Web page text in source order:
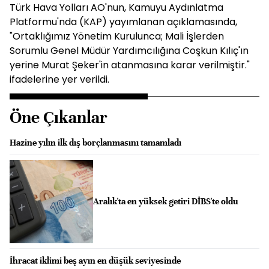
Türk Hava Yolları AO'nun, Kamuyu Aydınlatma
Platformu'nda (KAP) yayımlanan açıklamasında,
"Ortaklığımız Yönetim Kurulunca; Mali İşlerden
Sorumlu Genel Müdür Yardımcılığına Coşkun Kılıç'ın
yerine Murat Şeker'in atanmasına karar verilmiştir."
ifadelerine yer verildi.
Öne Çıkanlar
Hazine yılın ilk dış borçlanmasını tamamladı
Aralık'ta en yüksek getiri DİBS'te oldu
İhracat iklimi beş ayın en düşük seviyesinde